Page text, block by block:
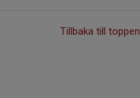
Tillbaka till toppen